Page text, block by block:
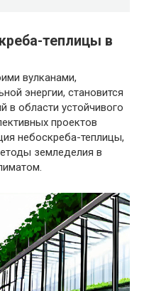
теплицы в
вулканами,
энергии, становится
в области устойчивого
проектов
небоскреба-теплицы,
земледелия в